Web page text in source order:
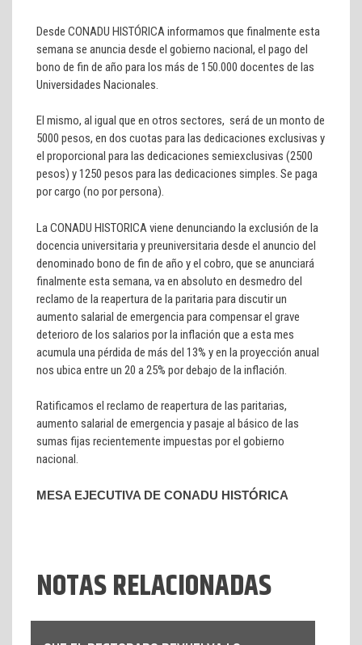
Desde CONADU HISTÓRICA informamos que finalmente esta
semana se anuncia desde el gobierno nacional, el pago del
bono de fin de año para los más de 150.000 docentes de las
Universidades Nacionales.
El mismo, al igual que en otros sectores, será de un monto de
5000 pesos, en dos cuotas para las dedicaciones exclusivas y
el proporcional para las dedicaciones semiexclusivas (2500
pesos) y 1250 pesos para las dedicaciones simples. Se paga
por cargo (no por persona).
La CONADU HISTORICA viene denunciando la exclusión de la
docencia universitaria y preuniversitaria desde el anuncio del
denominado bono de fin de año y el cobro, que se anunciará
finalmente esta semana, va en absoluto en desmedro del
reclamo de la reapertura de la paritaria para discutir un
aumento salarial de emergencia para compensar el grave
deterioro de los salarios por la inflación que a esta mes
acumula una pérdida de más del 13% y en la proyección anual
nos ubica entre un 20 a 25% por debajo de la inflación.
Ratificamos el reclamo de reapertura de las paritarias,
aumento salarial de emergencia y pasaje al básico de las
sumas fijas recientemente impuestas por el gobierno
nacional.
MESA EJECUTIVA DE CONADU HISTÓRICA
NOTAS RELACIONADAS